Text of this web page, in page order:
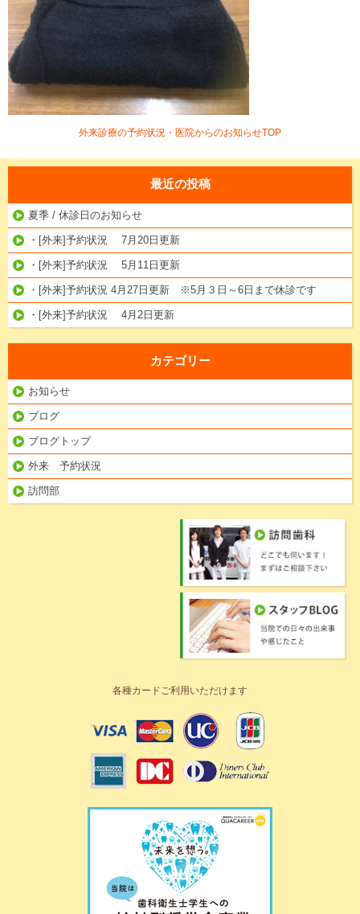
外来診療の予約状況・医院からのお知らせTOP
最近の投稿
夏季 / 休診日のお知らせ
・[外来]予約状況 7月20日更新
・[外来]予約状況 5月11日更新
・[外来]予約状況 4月27日更新 ※5月３日～6日まで休診です
・[外来]予約状況 4月2日更新
カテゴリー
お知らせ
ブログ
ブログトップ
外来 予約状況
訪問部
各種カードご利用いただけます